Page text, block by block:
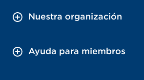
Nuestra organización
Ayuda para miembros